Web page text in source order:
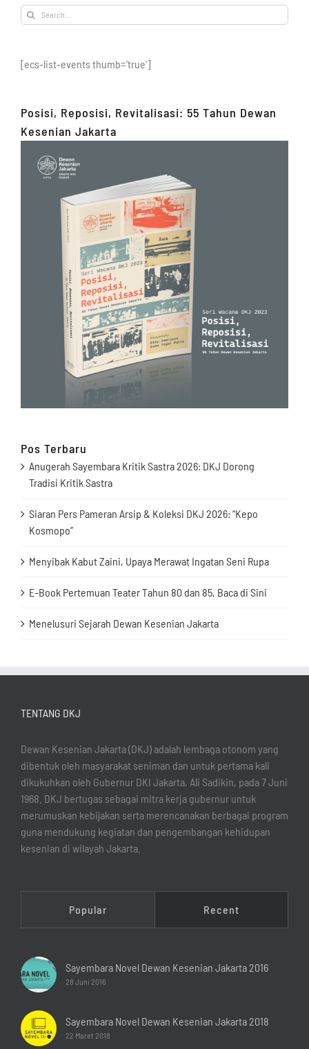
Search
for:
[ecs-list-events thumb='true']
Posisi, Reposisi, Revitalisasi: 55 Tahun Dewan
Kesenian Jakarta
Pos Terbaru
Anugerah Sayembara Kritik Sastra 2026: DKJ Dorong
Tradisi Kritik Sastra
Siaran Pers Pameran Arsip & Koleksi DKJ 2026: “Kepo
Kosmopo”
Menyibak Kabut Zaini, Upaya Merawat Ingatan Seni Rupa
E-Book Pertemuan Teater Tahun 80 dan 85, Baca di Sini
Menelusuri Sejarah Dewan Kesenian Jakarta
TENTANG DKJ
Dewan Kesenian Jakarta (DKJ) adalah lembaga otonom yang
dibentuk oleh masyarakat seniman dan untuk pertama kali
dikukuhkan oleh Gubernur DKI Jakarta, Ali Sadikin, pada 7 Juni
1968. DKJ bertugas sebagai mitra kerja gubernur untuk
merumuskan kebijakan serta merencanakan berbagai program
guna mendukung kegiatan dan pengembangan kehidupan
kesenian di wilayah Jakarta.
Popular Recent
Sayembara Novel Dewan Kesenian Jakarta 2016
28 Juni 2016
Sayembara Novel Dewan Kesenian Jakarta 2018
22 Maret 2018